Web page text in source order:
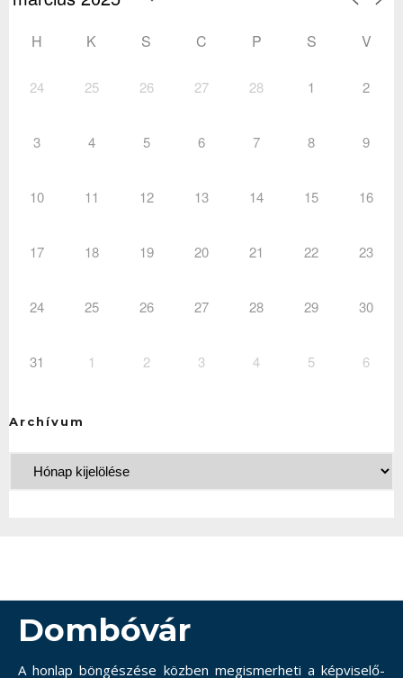
H K S C P S V
24 25 26 27 28 1 2
3 4 5 6 7 8 9
10 11 12 13 14 15 16
17 18 19 20 21 22 23
24 25 26 27 28 29 30
31 1 2 3 4 5 6
Archívum
Dombóvár
A honlap böngészése közben megismerheti a képviselő-